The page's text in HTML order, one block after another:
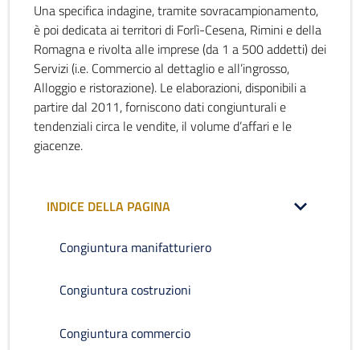
Una specifica indagine, tramite sovracampionamento,
è poi dedicata ai territori di Forlì-Cesena, Rimini e della
Romagna e rivolta alle imprese (da 1 a 500 addetti) dei
Servizi (i.e. Commercio al dettaglio e all’ingrosso,
Alloggio e ristorazione). Le elaborazioni, disponibili a
partire dal 2011, forniscono dati congiunturali e
tendenziali circa le vendite, il volume d’affari e le
giacenze.
INDICE DELLA PAGINA
Congiuntura manifatturiero
Congiuntura costruzioni
Congiuntura commercio